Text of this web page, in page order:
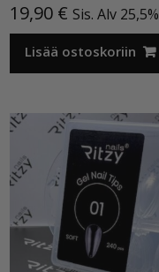
19,90 € Sis. Alv 25,5%
Lisää ostoskoriin